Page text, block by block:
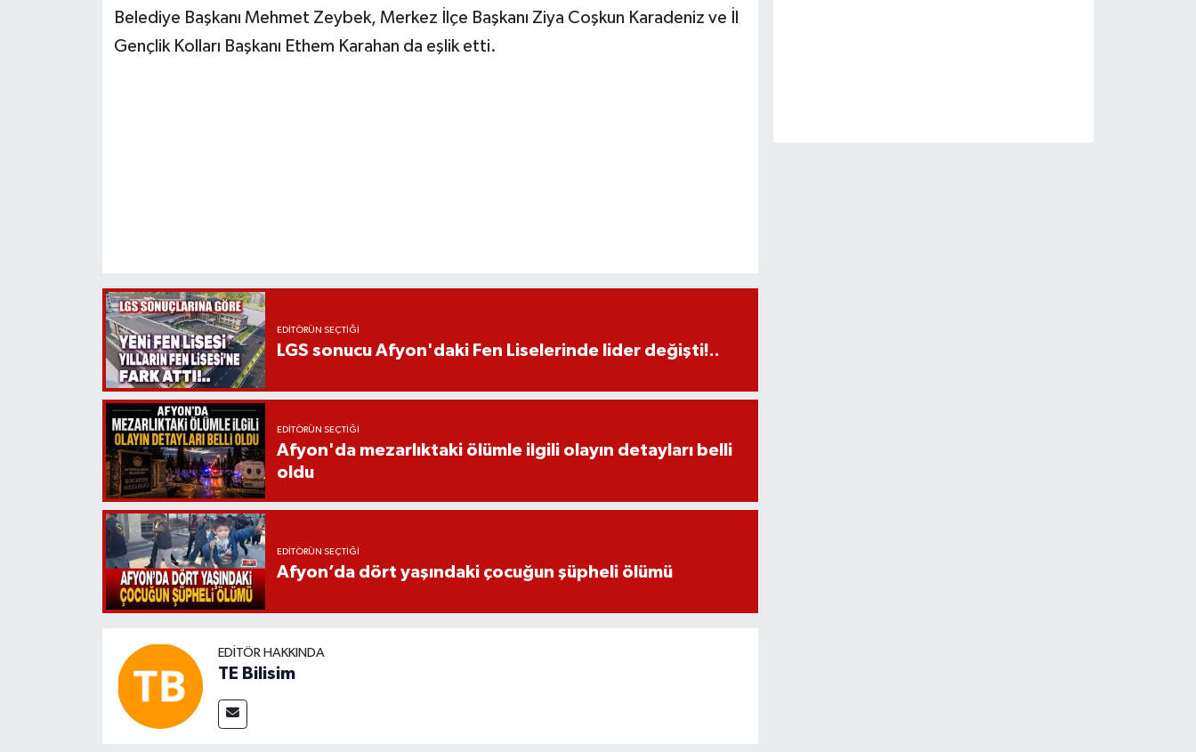
Belediye Başkanı Mehmet Zeybek, Merkez İlçe Başkanı Ziya Coşkun Karadeniz ve İl
Gençlik Kolları Başkanı Ethem Karahan da eşlik etti.
EDITÖRÜN SEÇTIĞI
LGS sonucu Afyon'daki Fen Liselerinde lider değişti!..
EDITÖRÜN SEÇTIĞI
Afyon'da mezarlıktaki ölümle ilgili olayın detayları belli
oldu
EDITÖRÜN SEÇTIĞI
Afyon’da dört yaşındaki çocuğun şüpheli ölümü
EDITÖR HAKKINDA
TE Bilisim